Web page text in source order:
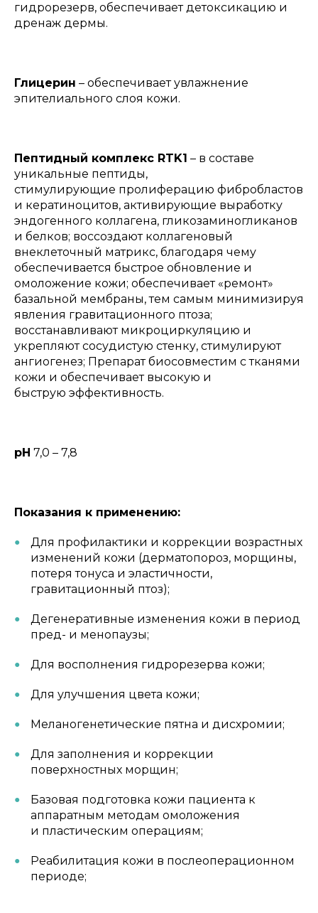
гидрорезерв, обеспечивает детоксикацию и
дренаж дермы.
Глицерин – обеспечивает увлажнение
эпителиального слоя кожи.
Пептидный комплекс RTK1 – в составе
уникальные пептиды,
стимулирующие пролиферацию фибробластов
и кератиноцитов, активирующие выработку
эндогенного коллагена, гликозаминогликанов
и белков; воссоздают коллагеновый
внеклеточный матрикс, благодаря чему
обеспечивается быстрое обновление и
омоложение кожи; обеспечивает «ремонт»
базальной мембраны, тем самым минимизируя
явления гравитационного птоза;
восстанавливают микроциркуляцию и
укрепляют сосудистую стенку, стимулируют
ангиогенез; Препарат биосовместим с тканями
кожи и обеспечивает высокую и
быструю эффективность.
рН 7,0 – 7,8
Показания к применению:
Для профилактики и коррекции возрастных
изменений кожи (дерматопороз, морщины,
потеря тонуса и эластичности,
гравитационный птоз);
Дегенеративные изменения кожи в период
пред- и менопаузы;
Для восполнения гидрорезерва кожи;
Для улучшения цвета кожи;
Меланогенетические пятна и дисхромии;
Для заполнения и коррекции
поверхностных морщин;
Базовая подготовка кожи пациента к
аппаратным методам омоложения
и пластическим операциям;
Реабилитация кожи в послеоперационном
периоде;